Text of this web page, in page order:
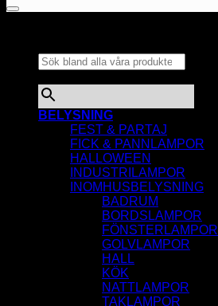
BELYSNING
FEST & PARTAJ
FICK & PANNLAMPOR
HALLOWEEN
INDUSTRILAMPOR
INOMHUSBELYSNING
BADRUM
BORDSLAMPOR
FÖNSTERLAMPOR
GOLVLAMPOR
HALL
KÖK
NATTLAMPOR
TAKLAMPOR